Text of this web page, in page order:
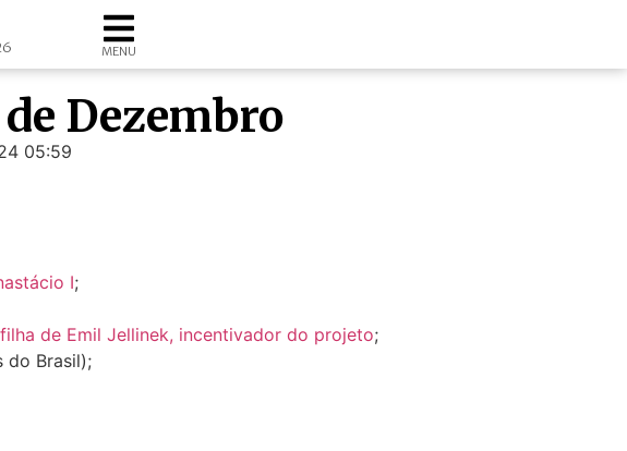
MENU
Dezembro
05:59
I;
de Emil Jellinek, incentivador do projeto;
do Brasil);